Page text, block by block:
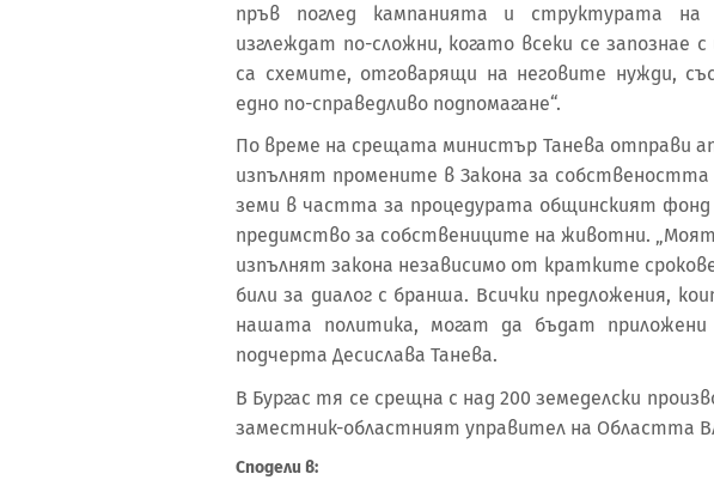
пръв поглед кампанията и структурата
изглеждат по-сложни, когато всеки се запознае
са схемите, отговарящи на неговите нужди,
едно по-справедливо подпомагане“.
По време на срещата министър Танева отправи
изпълнят промените в Закона за собствеността
земи в частта за процедурата общинският фонд
предимство за собствениците на животни.
изпълнят закона независимо от кратките
били за диалог с бранша. Всички предложения,
нашата политика, могат да бъдат приложени
подчерта Десислава Танева.
В Бургас тя се срещна с над 200 земеделски
заместник-областният управител на Областта
Сподели в: